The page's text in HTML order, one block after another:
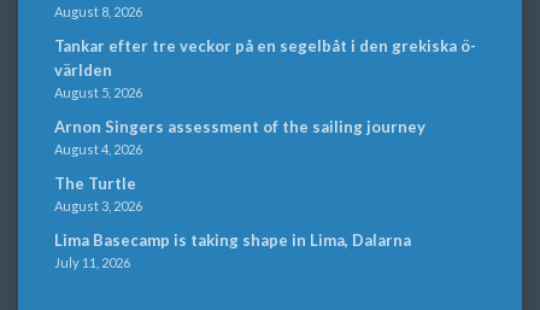
August 8, 2026
Tankar efter tre veckor på en segelbåt i den grekiska ö-
världen
August 5, 2026
Arnon Singers assessment of the sailing journey
August 4, 2026
The Turtle
August 3, 2026
Lima Basecamp is taking shape in Lima, Dalarna
July 11, 2026